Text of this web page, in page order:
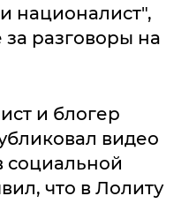
националист",
за разговоры на
и блогер
видео
социальной
что в Лолиту